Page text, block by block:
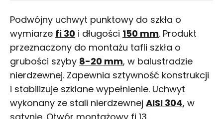
Podwójny uchwyt punktowy do szkła o
wymiarze fi 30 i długości 150 mm. Produkt
przeznaczony do montażu tafli szkła o
grubości szyby 8-20 mm, w balustradzie
nierdzewnej. Zapewnia sztywność konstrukcji
i stabilizuje szklane wypełnienie. Uchwyt
wykonany ze stali nierdzewnej AISI 304, w